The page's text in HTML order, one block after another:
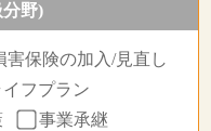
野)
害保険の加入/見直し
フプラン
事業承継